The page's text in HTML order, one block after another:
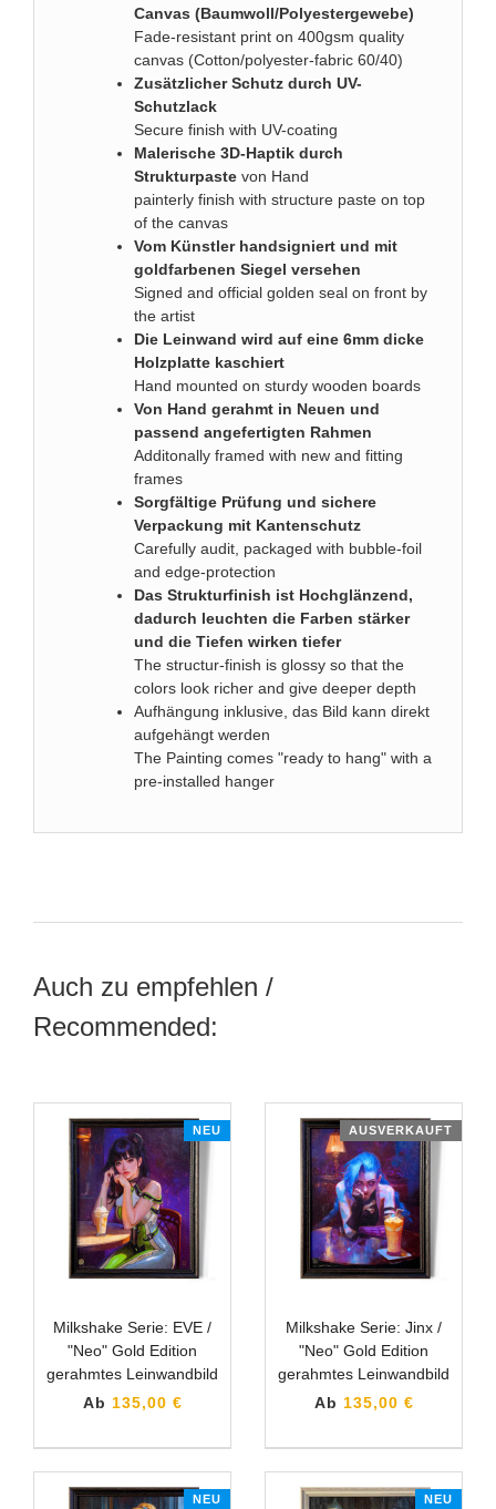
Canvas (Baumwoll/Polyestergewebe)
Fade-resistant print on 400gsm quality
canvas (Cotton/polyester-fabric 60/40)
Zusätzlicher Schutz durch UV-
Schutzlack
Secure finish with UV-coating
Malerische 3D-Haptik durch
Strukturpaste von Hand
painterly finish with structure paste on top
of the canvas
Vom Künstler handsigniert und mit
goldfarbenen Siegel versehen
Signed and official golden seal on front by
the artist
Die Leinwand wird auf eine 6mm dicke
Holzplatte kaschiert
Hand mounted on sturdy wooden boards
Von Hand gerahmt in Neuen und
passend angefertigten Rahmen
Additonally framed with new and fitting
frames
Sorgfältige Prüfung und sichere
Verpackung mit Kantenschutz
Carefully audit, packaged with bubble-foil
and edge-protection
Das Strukturfinish ist Hochglänzend,
dadurch leuchten die Farben stärker
und die Tiefen wirken tiefer
The structur-finish is glossy so that the
colors look richer and give deeper depth
Aufhängung inklusive, das Bild kann direkt
aufgehängt werden
The Painting comes "ready to hang" with a
pre-installed hanger
Auch zu empfehlen /
Recommended:
NEU
Milkshake Serie: EVE /
"Neo" Gold Edition
gerahmtes Leinwandbild
Ab 135,00 €
AUSVERKAUFT
Milkshake Serie: Jinx /
"Neo" Gold Edition
gerahmtes Leinwandbild
Ab 135,00 €
NEU NEU